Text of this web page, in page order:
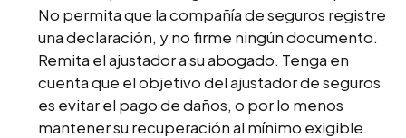
No permita que la compañía de seguros registre
una declaración, y no firme ningún documento.
Remita el ajustador a su abogado. Tenga en
cuenta que el objetivo del ajustador de seguros
es evitar el pago de daños, o por lo menos
mantener su recuperación al mínimo exigible.